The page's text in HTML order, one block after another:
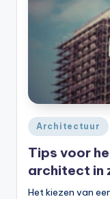
Geplaatst
in
Architectuur
Tips voor
architect in
Het kiezen van